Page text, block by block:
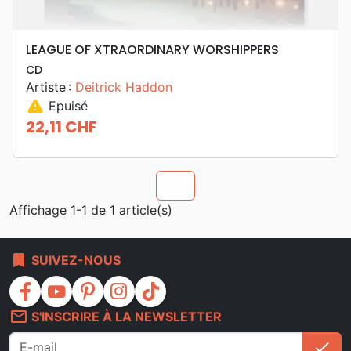
LEAGUE OF XTRAORDINARY WORSHIPPERS
CD
Artiste : Deitrick Haddon
warning Epuisé
Prix
22,11 CHF
Affichage 1-1 de 1 article(s)
bookmark SUIVEZ-NOUS
facebook youtube pinterest instagram
tiktok
mail_outline S'INSCRIRE À LA NEWSLETTER
check